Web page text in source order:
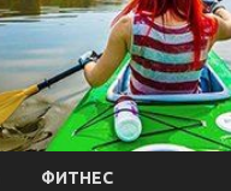
ФИТНЕС